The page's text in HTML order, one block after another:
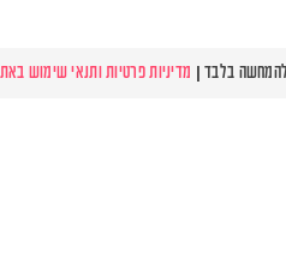
מדיניות פרטיות ותנאי שימוש